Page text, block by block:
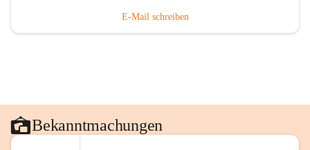
E-Mail schreiben
Bekanntmachungen